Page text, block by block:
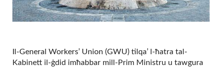
Il-General Workers’ Union (GWU) tilqa’ l-ħatra tal-
Kabinett il-ġdid imħabbar mill-Prim Ministru u tawgura